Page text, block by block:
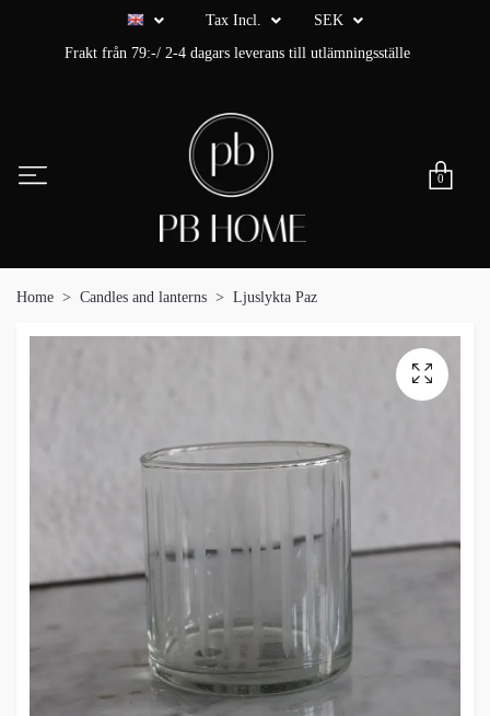
Tax Incl.
SEK
Frakt från 79:-/ 2-4 dagars leverans till utlämningsställe
0
Home Candles and lanterns Ljuslykta Paz